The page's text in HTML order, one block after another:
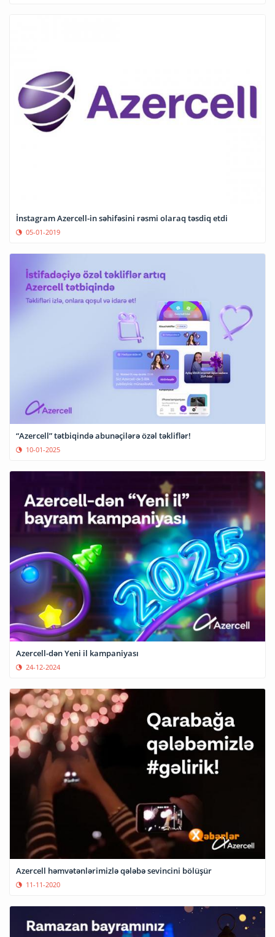
İnstagram Azercell-in səhifəsini rəsmi olaraq təsdiq etdi
05-01-2019
“Azercell” tətbiqində abunəçilərə özəl təkliflər!
10-01-2025
Azercell-dən Yeni il kampaniyası
24-12-2024
Azercell həmvətənlərimizlə qələbə sevincini bölüşür
11-11-2020